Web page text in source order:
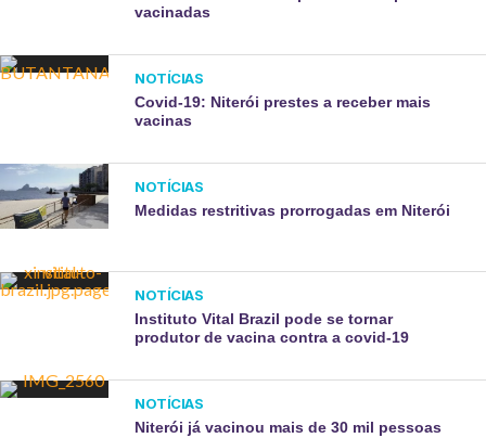
vacinadas
NOTÍCIAS
Covid-19: Niterói prestes a receber mais
vacinas
NOTÍCIAS
Medidas restritivas prorrogadas em Niterói
NOTÍCIAS
Instituto Vital Brazil pode se tornar
produtor de vacina contra a covid-19
NOTÍCIAS
Niterói já vacinou mais de 30 mil pessoas